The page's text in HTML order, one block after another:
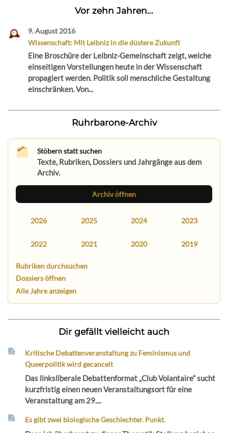
Vor zehn Jahren...
9. August 2016
Wissenschaft: Mit Leibniz in die düstere Zukunft
Eine Broschüre der Leibniz-Gemeinschaft zeigt, welche
einseitigen Vorstellungen heute in der Wissenschaft
propagiert werden. Politik soll menschliche Gestaltung
einschränken. Von...
Ruhrbarone-Archiv
Stöbern statt suchen
Texte, Rubriken, Dossiers und Jahrgänge aus dem
Archiv.
Archiv öffnen
2026 2025 2024 2023
2022 2021 2020 2019
Rubriken durchsuchen
Dossiers öffnen
Alle Jahre anzeigen
Dir gefällt vielleicht auch
Kritische Debattenveranstaltung zu Feminismus und
Queerpolitik wird gecancelt
Das linksliberale Debattenformat „Club Volantaire“ sucht
kurzfristig einen neuen Veranstaltungsort für eine
Veranstaltung am 29....
Es gibt zwei biologische Geschlechter. Punkt.